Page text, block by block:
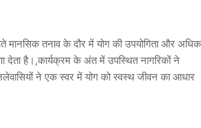
तनाव के दौर में योग की उपयोगिता और अधिक
देता है।,कार्यक्रम के अंत में उपस्थित नागरिकों ने
ने एक स्वर में योग को स्वस्थ जीवन का आधार